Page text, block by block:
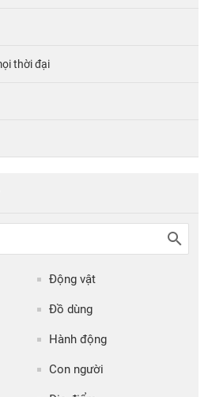
thời đại
Động vật
Đồ dùng
Hành động
Con người